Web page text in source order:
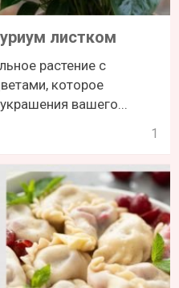
листком
растение с
которое
вашего...
1